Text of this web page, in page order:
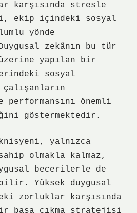
karşısında stresle
ekip içindeki sosyal
yönde
zekânın bu tür
yapılan bir
sosyal
performansını önemli
göstermektedir.
yalnızca
olmakla kalmaz,
becerilerle de
Yüksek duygusal
zorluklar karşısında
başa çıkma stratejisi